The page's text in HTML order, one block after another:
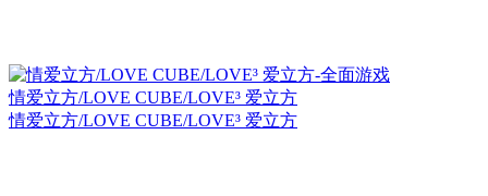
情爱立方/LOVE CUBE/LOVE³ 爱立方
情爱立方/LOVE CUBE/LOVE³ 爱立方